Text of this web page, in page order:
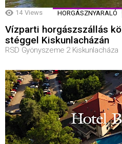
14 Views HORGÁSZNYARALÓ
Vízparti horgászszállás
stéggel Kiskunlacházán
RSD Gyönyszeme 2 Kiskunlacháza